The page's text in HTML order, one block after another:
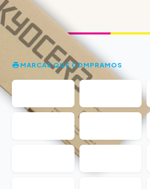
MARCAS QUE COMPRAMOS